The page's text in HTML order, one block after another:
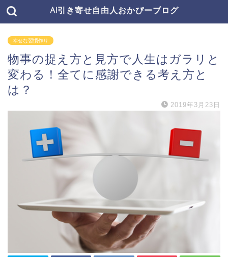
AI引き寄せ自由人おかぴーブログ
幸せな習慣作り
物事の捉え方と見方で人生はガラリと
変わる！全てに感謝できる考え方と
は？
2019年3月23日